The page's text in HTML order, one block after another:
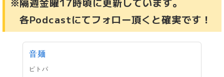
各Podcastにてフォロー頂くと確実です！
音麺
ピトパ